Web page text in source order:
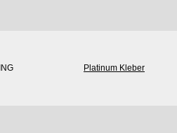
Platinum Kleber